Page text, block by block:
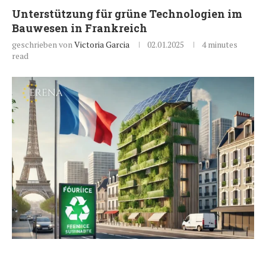
Unterstützung für grüne Technologien im
Bauwesen in Frankreich
geschrieben vonVictoria Garcia 02.01.2025
4 minutes
read